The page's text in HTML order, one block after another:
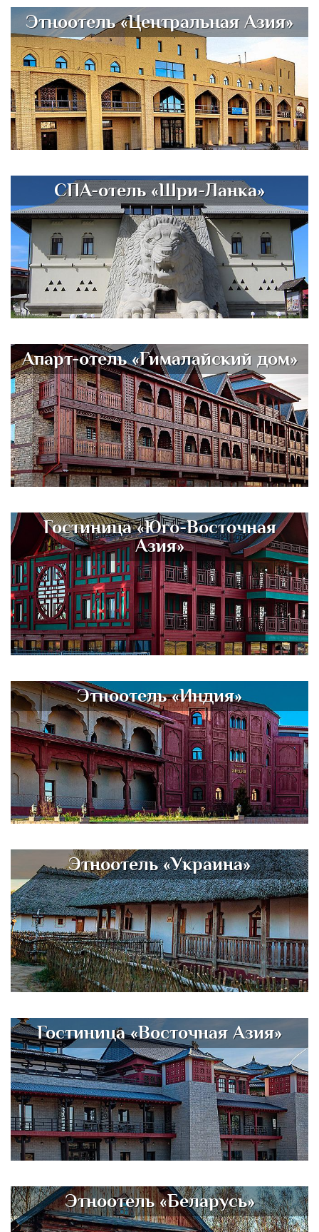
Этноотель «Центральная Азия»
СПА-отель «Шри-Ланка»
Апарт-отель «Гималайский дом»
Гостиница «Юго-Восточная
Азия»
Этноотель «Индия»
Этноотель «Украина»
Гостиница «Восточная Азия»
Этноотель «Беларусь»